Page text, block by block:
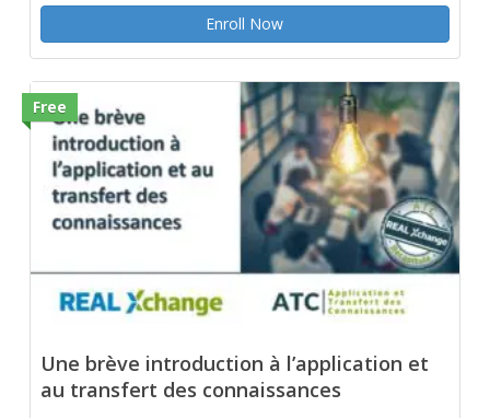
Enroll Now
Free
Une brève introduction à l’application et
au transfert des connaissances